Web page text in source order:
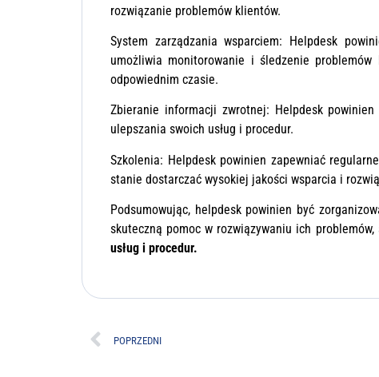
rozwiązanie problemów klientów.
System zarządzania wsparciem: Helpdesk
umożliwia monitorowanie i śledzenie
odpowiednim czasie.
Zbieranie informacji zwrotnej: Helpdesk
ulepszania swoich usług i procedur.
Szkolenia: Helpdesk powinien zapewniać
stanie dostarczać wysokiej jakości wsparcia i
Podsumowując, helpdesk powinien być
skuteczną pomoc w rozwiązywaniu ich
usług i procedur.
POPRZEDNI